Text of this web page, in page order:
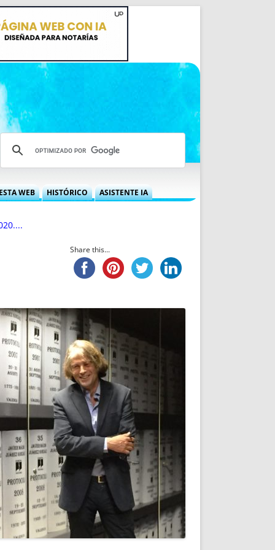
IRPF
WEB
PREMIO NYR
NUEVA ETAPA
POLÍTICA DE PRIVACIDAD
AVISO LEGAL
REPORTAR INCIDENCIA
LOGOTIPO
ENTREVISTAS
SONRISA
ENVÍA CORREO
CANALES DE VÍDEO
HISTÓRICO ASISTENTE IA
Share this...